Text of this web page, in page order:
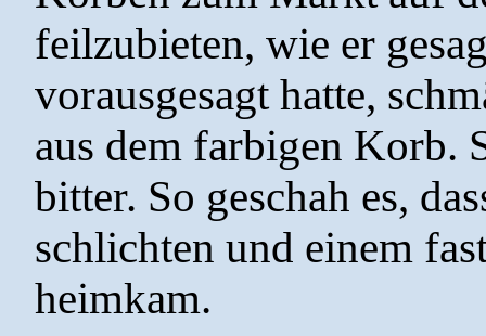
feilzubieten, wie er
vorausgesagt hatte,
aus dem farbigen Korb.
bitter. So geschah es,
schlichten und einem
heimkam.